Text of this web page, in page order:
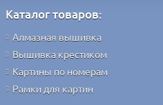
Каталог товаров:
Алмазная вышивка
Вышивка крестиком
Картины по номерам
Рамки для картин